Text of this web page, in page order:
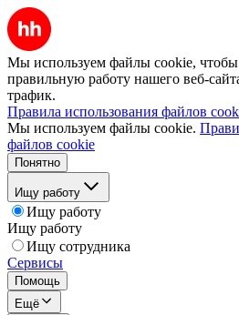
Мы используем файлы cookie, чтобы
правильную работу нашего веб-
трафик.
Правила использования файлов
Мы используем файлы cookie.
файлов cookie
Понятно
Ищу работу
Ищу работу
Ищу работу
Ищу сотрудника
Сервисы
Помощь
Ещё